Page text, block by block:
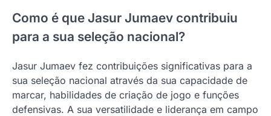
Como é que Jasur Jumaev contribuiu
para a sua seleção nacional?
Jasur Jumaev fez contribuições significativas para a
sua seleção nacional através da sua capacidade de
marcar, habilidades de criação de jogo e funções
defensivas. A sua versatilidade e liderança em campo